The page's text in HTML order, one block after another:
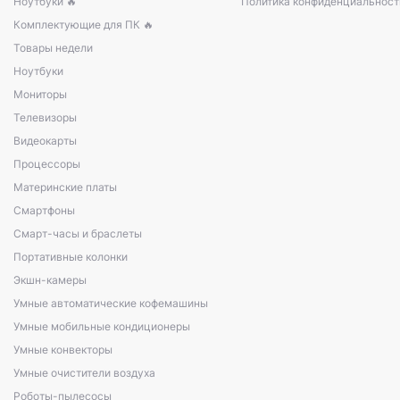
Комплектующие для ПК 🔥
Товары недели
Ноутбуки
Мониторы
Телевизоры
Видеокарты
Процессоры
Материнские платы
Смартфоны
Смарт-часы и браслеты
Портативные колонки
Экшн-камеры
Умные автоматические кофемашины
Умные мобильные кондиционеры
Умные конвекторы
Умные очистители воздуха
Роботы-пылесосы